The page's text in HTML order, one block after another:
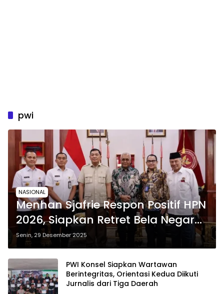
pwi
NASIONAL
Menhan Sjafrie Respon Positif HPN
2026, Siapkan Retret Bela Negara
untuk Insan Pers
Senin, 29 Desember 2025
PWI Konsel Siapkan Wartawan
Berintegritas, Orientasi Kedua Diikuti
Jurnalis dari Tiga Daerah